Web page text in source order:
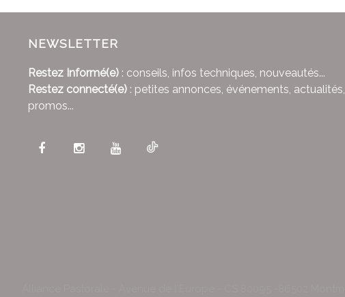
NEWSLETTER
Restez Informé(e) : conseils, infos techniques, nouveautés...
Restez connecté(e) : petites annonces, événements, actualités,
promos...